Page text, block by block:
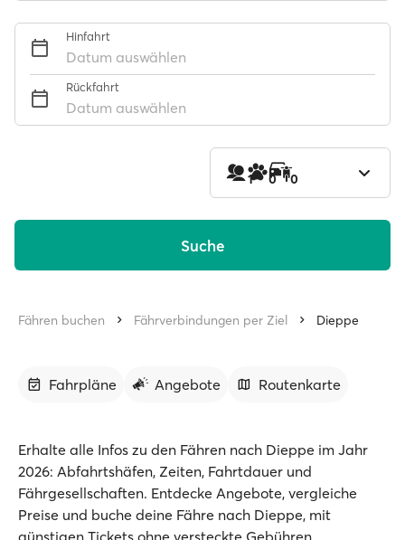
Hinfahrt
Datum auswählen
Rückfahrt
Datum auswählen
1 0 0
Suche
Fähren buchen Fährverbindungen per Ziel Dieppe
Fahrpläne Angebote Routenkarte
Erhalte alle Infos zu den Fähren nach Dieppe im Jahr
2026: Abfahrtshäfen, Zeiten, Fahrtdauer und
Fährgesellschaften. Entdecke Angebote, vergleiche
Preise und buche deine Fähre nach Dieppe, mit
günstigen Tickets ohne versteckte Gebühren.